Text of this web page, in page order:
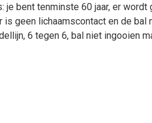
je bent tenminste 60 jaar, er
is geen lichaamscontact en de
6 tegen 6, bal niet ingooien